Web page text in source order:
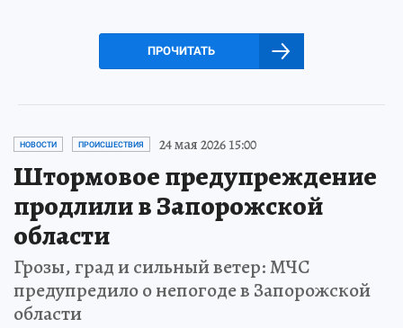
ПРОЧИТАТЬ
НОВОСТИ ПРОИСШЕСТВИЯ 24 мая 2026 15:00
Штормовое предупреждение
продлили в Запорожской
области
Грозы, град и сильный ветер: МЧС
предупредило о непогоде в Запорожской
области